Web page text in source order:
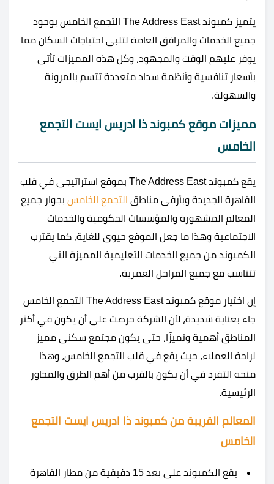
يتميز كمبوند The Address East التجمع الخامس بوجود
جميع الخدمات والمرافق العامة لتلبى احتياجات السكان مما
يوفر عليهم الوقت والمجهود، وكل هذه المميزات تأتى
بأسعار تنافسية وأنظمة سداد متعددة تتسم بالمرونة
والسهولة.
مميزات موقع كمبوند ذا ادريس ايست التجمع
الخامس
يقع كمبوند The Address East بموقع استراتيجى في قلب
القاهرة الجديدة وبأرقى مناطق التجمع الخامس بجوار جميع
المعالم المشهورة والمؤسسات الحكومية والخدمات
الاجتماعية وهذا ما جعل الموقع حيوى للغاية، كما يقترب
الكمبوند من جميع الخدمات التعليمية المميزة التي
تتناسب مع جميع المراحل العمرية.
إن اختيار موقع كمبوند The Address East التجمع الخامس
جاء بعناية شديدة، لأن الشركة حرصت على أن يكون في أكثر
المناطق أهمية وتميزًا، حتى يكون مجتمع سكنى مميز
لراحة العملاء، حيث يقع في قلب التجمع الخامس، وهذا
منحه التفرد في أن يكون بالقرب من أهم الطرق والمحاور
الرئيسية.
المعالم القريبة من كمبوند ذا ادريس ايست التجمع
الخامس
يقع الكمبوند على بعد 15 دقيقية من مطار القاهرة